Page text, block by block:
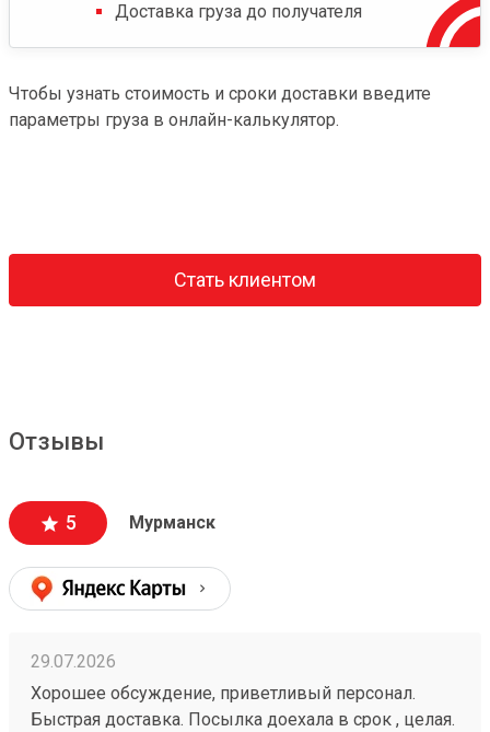
Доставка груза до получателя
Чтобы узнать стоимость и сроки доставки введите
параметры груза в онлайн-калькулятор.
Стать клиентом
Отзывы
5 Мурманск
29.07.2026
Хорошее обсуждение, приветливый персонал.
Быстрая доставка. Посылка доехала в срок , целая.